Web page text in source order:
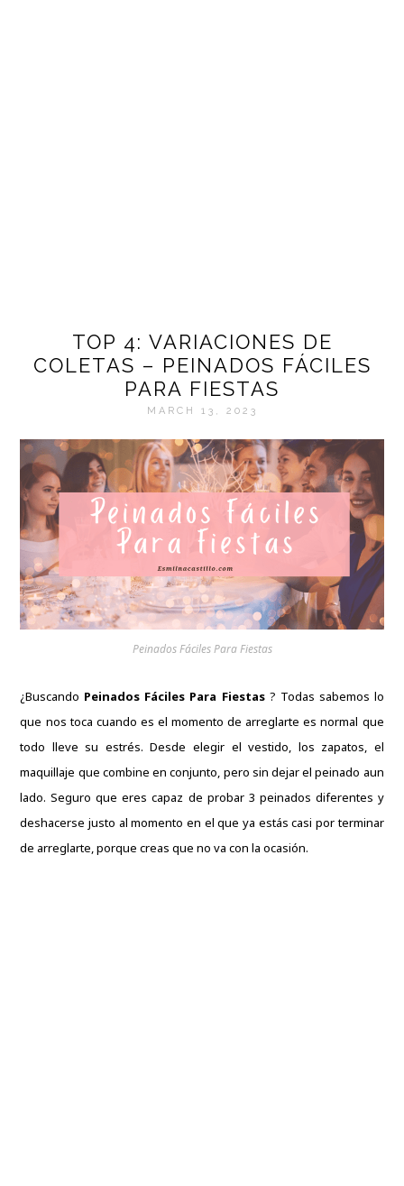
TOP 4: VARIACIONES DE
COLETAS – PEINADOS FÁCILES
PARA FIESTAS
MARCH 13, 2023
Peinados Fáciles Para Fiestas
¿Buscando Peinados Fáciles Para Fiestas ? Todas sabemos lo
que nos toca cuando es el momento de arreglarte es normal que
todo lleve su estrés.Desde elegir el vestido, los zapatos, el
maquillaje que combine en conjunto, pero sin dejar el peinado aun
lado.Seguro que eres capaz de probar 3 peinados diferentes y
deshacerse justo al momento en el que ya estás casi por terminar
de arreglarte, porque creas que no va con la ocasión.